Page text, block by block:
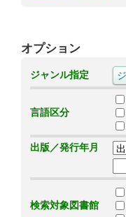
オプション
ジャンル指定
言語区分
出版／発行年月
検索対象図書館